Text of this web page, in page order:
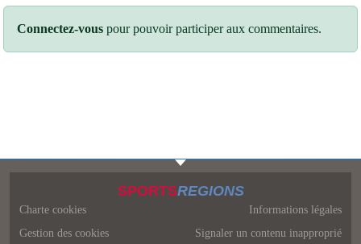
Connectez-vous pour pouvoir participer aux commentaires.
SPORTSREGIONS
Charte cookies
Gestion des cookies
Informations légales
Signaler un contenu inapproprié